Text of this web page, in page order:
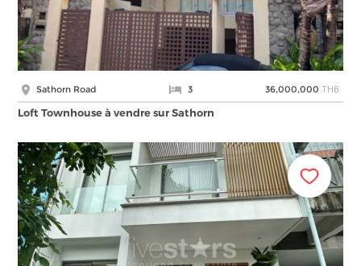
Sathorn Road 3 36,000,000 THB
Loft Townhouse à vendre sur Sathorn